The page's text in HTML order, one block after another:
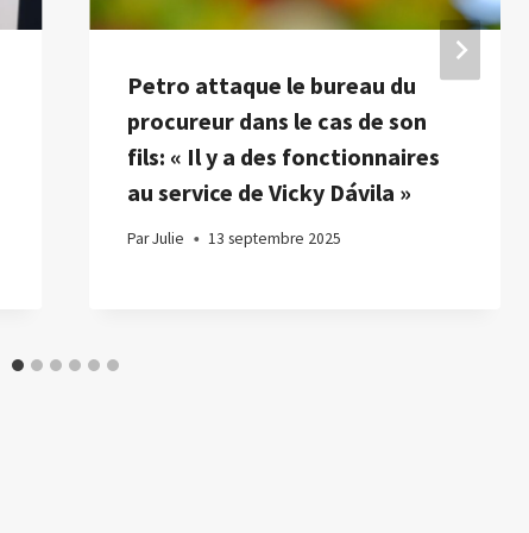
Petro attaque le bureau du
procureur dans le cas de son
fils: « Il y a des fonctionnaires
au service de Vicky Dávila »
ParJulie 13 septembre 2025